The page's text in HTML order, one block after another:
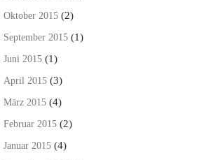
Oktober 2015 (2)
September 2015 (1)
Juni 2015 (1)
April 2015 (3)
März 2015 (4)
Februar 2015 (2)
Januar 2015 (4)